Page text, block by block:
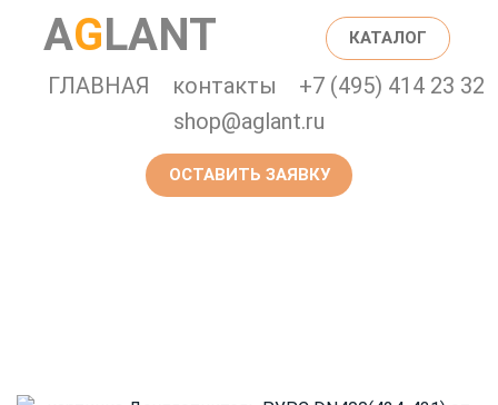
AGLANT КАТАЛОГ
ГЛАВНАЯ контакты
+7 (495) 414 23 32
shop@aglant.ru
ОСТАВИТЬ ЗАЯВКУ
Доуплотнитель РУРС
DN400(424-431)